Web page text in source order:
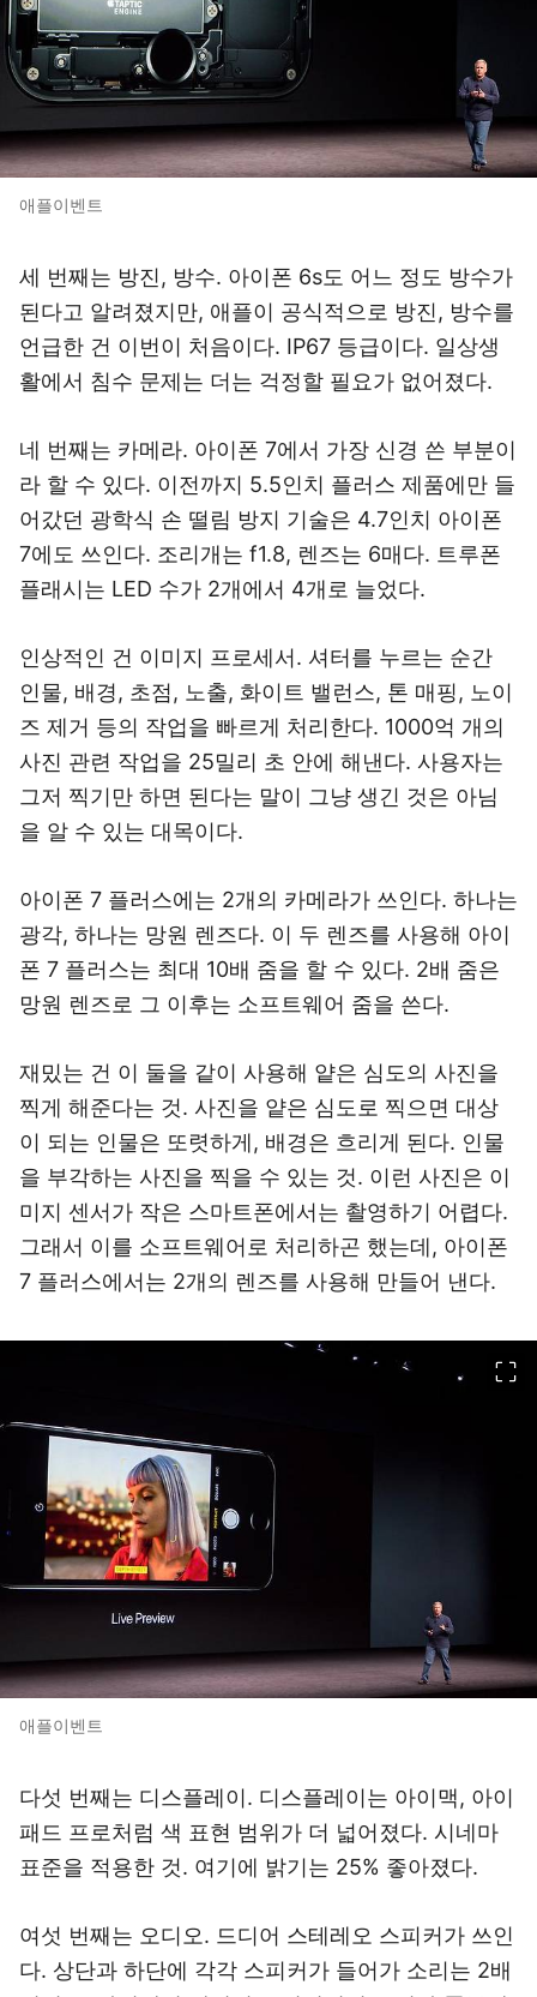
애플이벤트
세 번째는 방진, 방수. 아이폰 6s도 어느 정도 방수가
된다고 알려졌지만, 애플이 공식적으로 방진, 방수를
언급한 건 이번이 처음이다. IP67 등급이다. 일상생
활에서 침수 문제는 더는 걱정할 필요가 없어졌다.
네 번째는 카메라. 아이폰 7에서 가장 신경 쓴 부분이
라 할 수 있다. 이전까지 5.5인치 플러스 제품에만 들
어갔던 광학식 손 떨림 방지 기술은 4.7인치 아이폰
7에도 쓰인다. 조리개는 f1.8, 렌즈는 6매다. 트루폰
플래시는 LED 수가 2개에서 4개로 늘었다.
인상적인 건 이미지 프로세서. 셔터를 누르는 순간
인물, 배경, 초점, 노출, 화이트 밸런스, 톤 매핑, 노이
즈 제거 등의 작업을 빠르게 처리한다. 1000억 개의
사진 관련 작업을 25밀리 초 안에 해낸다. 사용자는
그저 찍기만 하면 된다는 말이 그냥 생긴 것은 아님
을 알 수 있는 대목이다.
아이폰 7 플러스에는 2개의 카메라가 쓰인다. 하나는
광각, 하나는 망원 렌즈다. 이 두 렌즈를 사용해 아이
폰 7 플러스는 최대 10배 줌을 할 수 있다. 2배 줌은
망원 렌즈로 그 이후는 소프트웨어 줌을 쓴다.
재밌는 건 이 둘을 같이 사용해 얕은 심도의 사진을
찍게 해준다는 것. 사진을 얕은 심도로 찍으면 대상
이 되는 인물은 또렷하게, 배경은 흐리게 된다. 인물
을 부각하는 사진을 찍을 수 있는 것. 이런 사진은 이
미지 센서가 작은 스마트폰에서는 촬영하기 어렵다.
그래서 이를 소프트웨어로 처리하곤 했는데, 아이폰
7 플러스에서는 2개의 렌즈를 사용해 만들어 낸다.
애플이벤트
다섯 번째는 디스플레이. 디스플레이는 아이맥, 아이
패드 프로처럼 색 표현 범위가 더 넓어졌다. 시네마
표준을 적용한 것. 여기에 밝기는 25% 좋아졌다.
여섯 번째는 오디오. 드디어 스테레오 스피커가 쓰인
다. 상단과 하단에 각각 스피커가 들어가 소리는 2배